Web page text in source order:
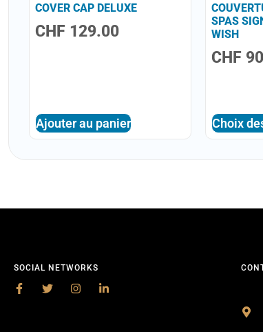
COVER CAP DELUXE
CHF 129.00
Ajouter au panier
SPAS
WISH
CHF
Choix
SOCIAL NETWORKS